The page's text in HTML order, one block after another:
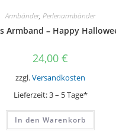
Armbänder, Perlenarmbänder
Armband – Happy
24,00 €
zzgl.Versandkosten
Lieferzeit:3 – 5 Tage*
In den Warenkorb